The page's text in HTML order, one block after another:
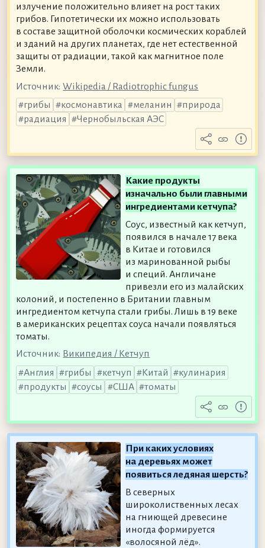
излучение положительно влияет на рост таких
грибов. Гипотетически их можно использовать
в составе защитной оболочки космических кораблей
и зданий на других планетах, где нет естественной
защиты от радиации, такой как магнитное поле
Земли.
Источник: Wikipedia / Radiotrophic fungus
грибы
космонавтика меланин
природа
радиация
Чернобыльская АЭС
Какие продукты
изначально были главными
ингредиентами кетчупа?
Соус, известный как кетчуп,
появился в начале 17 века
в Китае и готовился
из маринованной рыбы
и специй. Англичане
привезли его из малайских
колоний, и постепенно в Британии главным
ингредиентом кетчупа стали грибы. Лишь в 19 веке
в американских рецептах соуса начали появляться
томаты.
Источник: Википедия / Кетчуп
Англия
грибы кетчуп Китай
кулинария
продукты
соусы США томаты
При каких условиях
на деревьях может
появиться ледяная шерсть?
В северных
широколиственных лесах
на гниющей древесине
иногда формируется
«волосяной лёд».